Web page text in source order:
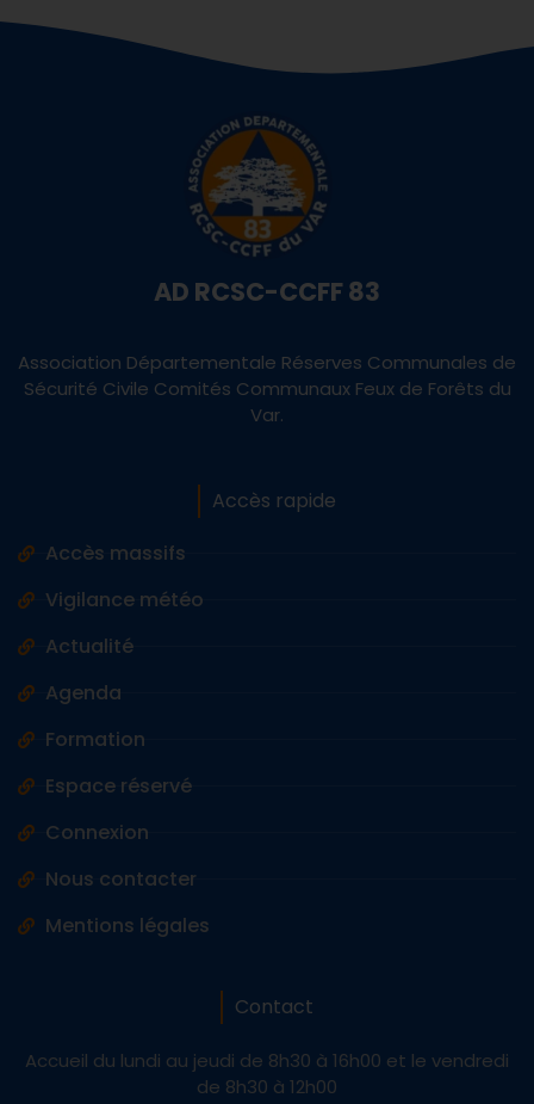
AD RCSC-CCFF 83
Association Départementale Réserves Communales de
Sécurité Civile Comités Communaux Feux de Forêts du
Var.
Accès rapide
Accès massifs
Vigilance météo
Actualité
Agenda
Formation
Espace réservé
Connexion
Nous contacter
Mentions légales
Contact
Accueil du lundi au jeudi de 8h30 à 16h00 et le vendredi
de 8h30 à 12h00